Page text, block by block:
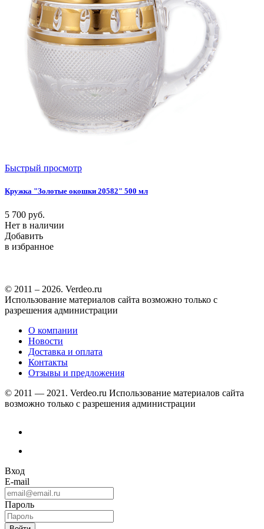
Быстрый просмотр
Кружка "Золотые окошки 20582" 500 мл
5 700 руб.
Нет в наличии
Добавить
в избранное
© 2011 – 2026. Verdeo.ru
Использование материалов сайта возможно только с
разрешения администрации
О компании
Новости
Доставка и оплата
Контакты
Отзывы и предложения
© 2011 — 2021. Verdeo.ru Использование материалов сайта
возможно только с разрешения администрации
Вход
E-mail
Пароль